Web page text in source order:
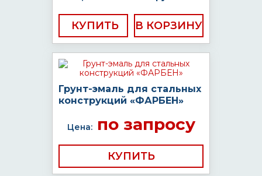
КУПИТЬ
Грунт-эмаль для стальных
конструкций «ФАРБЕН»
Цена:по запросу
КУПИТЬ